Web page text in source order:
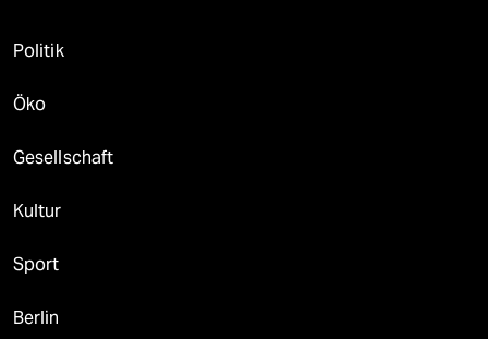
Politik
Öko
Gesellschaft
Kultur
Sport
Berlin